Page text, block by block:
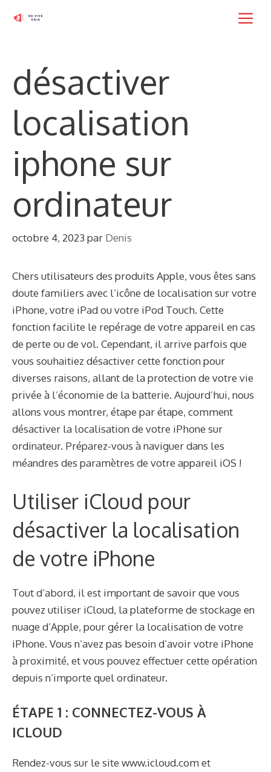
désactiver
localisation
iphone sur
ordinateur
octobre 4, 2023 par Denis
Chers utilisateurs des produits Apple, vous êtes sans
doute familiers avec l’icône de localisation sur votre
iPhone, votre iPad ou votre iPod Touch. Cette
fonction facilite le repérage de votre appareil en cas
de perte ou de vol. Cependant, il arrive parfois que
vous souhaitiez désactiver cette fonction pour
diverses raisons, allant de la protection de votre vie
privée à l’économie de la batterie. Aujourd’hui, nous
allons vous montrer, étape par étape, comment
désactiver la localisation de votre iPhone sur
ordinateur. Préparez-vous à naviguer dans les
méandres des paramètres de votre appareil iOS !
Utiliser iCloud pour
désactiver la localisation
de votre iPhone
Tout d’abord, il est important de savoir que vous
pouvez utiliser iCloud, la plateforme de stockage en
nuage d’Apple, pour gérer la localisation de votre
iPhone. Vous n’avez pas besoin d’avoir votre iPhone
à proximité, et vous pouvez effectuer cette opération
depuis n’importe quel ordinateur.
ÉTAPE 1 : CONNECTEZ-VOUS À
ICLOUD
Rendez-vous sur le site www.icloud.com et